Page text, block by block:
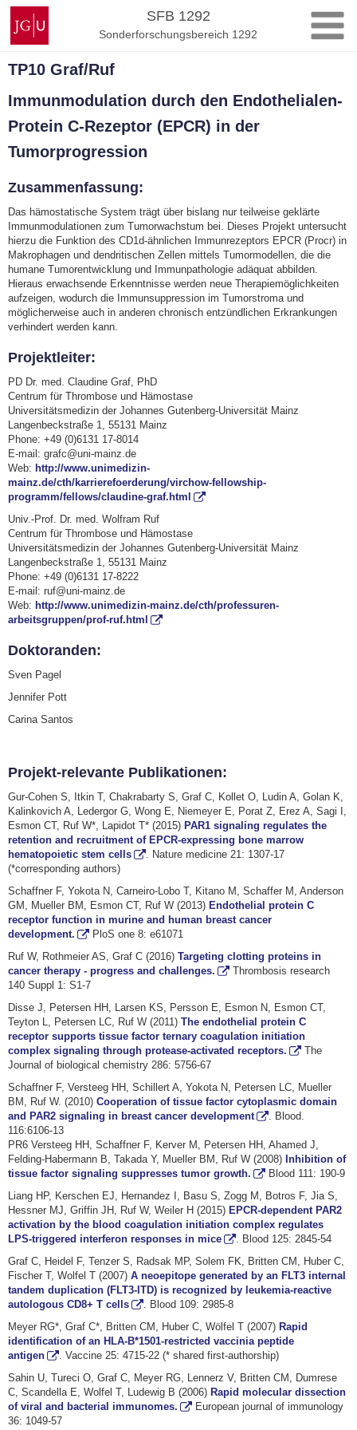
Zum
Inhalt
springen
Johannes
Gutenberg-
Universität
Mainz
SFB 1292
Sonderforschungsbereich 1292
TP10 Graf/Ruf
Immunmodulation durch den Endothelialen-
Protein C-Rezeptor (EPCR) in der
Tumorprogression
Zusammenfassung:
Das hämostatische System trägt über bislang nur teilweise geklärte
Immunmodulationen zum Tumorwachstum bei. Dieses Projekt untersucht
hierzu die Funktion des CD1d-ähnlichen Immunrezeptors EPCR (Procr) in
Makrophagen und dendritischen Zellen mittels Tumormodellen, die die
humane Tumorentwicklung und Immunpathologie adäquat abbilden.
Hieraus erwachsende Erkenntnisse werden neue Therapiemöglichkeiten
aufzeigen, wodurch die Immunsuppression im Tumorstroma und
möglicherweise auch in anderen chronisch entzündlichen Erkrankungen
verhindert werden kann.
Projektleiter:
PD Dr. med. Claudine Graf, PhD
Centrum für Thrombose und Hämostase
Universitätsmedizin der Johannes Gutenberg-Universität Mainz
Langenbeckstraße 1, 55131 Mainz
Phone: +49 (0)6131 17-8014
E-mail: grafc@uni-mainz.de
Web: http://www.unimedizin-
mainz.de/cth/karrierefoerderung/virchow-fellowship-
programm/fellows/claudine-graf.html
Univ.-Prof. Dr. med. Wolfram Ruf
Centrum für Thrombose und Hämostase
Universitätsmedizin der Johannes Gutenberg-Universität Mainz
Langenbeckstraße 1, 55131 Mainz
Phone: +49 (0)6131 17-8222
E-mail: ruf@uni-mainz.de
Web: http://www.unimedizin-mainz.de/cth/professuren-
arbeitsgruppen/prof-ruf.html
Doktoranden:
Sven Pagel
Jennifer Pott
Carina Santos
Projekt-relevante Publikationen:
Gur-Cohen S, Itkin T, Chakrabarty S, Graf C, Kollet O, Ludin A, Golan K,
Kalinkovich A, Ledergor G, Wong E, Niemeyer E, Porat Z, Erez A, Sagi I,
Esmon CT, Ruf W*, Lapidot T* (2015) PAR1 signaling regulates the
retention and recruitment of EPCR-expressing bone marrow
hematopoietic stem cells
. Nature medicine 21: 1307-17
(*corresponding authors)
Schaffner F, Yokota N, Carneiro-Lobo T, Kitano M, Schaffer M, Anderson
GM, Mueller BM, Esmon CT, Ruf W (2013) Endothelial protein C
receptor function in murine and human breast cancer
development.
PloS one 8: e61071
Ruf W, Rothmeier AS, Graf C (2016) Targeting clotting proteins in
cancer therapy - progress and challenges.
Thrombosis research
140 Suppl 1: S1-7
Disse J, Petersen HH, Larsen KS, Persson E, Esmon N, Esmon CT,
Teyton L, Petersen LC, Ruf W (2011) The endothelial protein C
receptor supports tissue factor ternary coagulation initiation
complex signaling through protease-activated receptors.
The
Journal of biological chemistry 286: 5756-67
Schaffner F, Versteeg HH, Schillert A, Yokota N, Petersen LC, Mueller
BM, Ruf W. (2010) Cooperation of tissue factor cytoplasmic domain
and PAR2 signaling in breast cancer development
. Blood.
116:6106-13
PR6 Versteeg HH, Schaffner F, Kerver M, Petersen HH, Ahamed J,
Felding-Habermann B, Takada Y, Mueller BM, Ruf W (2008) Inhibition of
tissue factor signaling suppresses tumor growth.
Blood 111: 190-9
Liang HP, Kerschen EJ, Hernandez I, Basu S, Zogg M, Botros F, Jia S,
Hessner MJ, Griffin JH, Ruf W, Weiler H (2015) EPCR-dependent PAR2
activation by the blood coagulation initiation complex regulates
LPS-triggered interferon responses in mice
. Blood 125: 2845-54
Graf C, Heidel F, Tenzer S, Radsak MP, Solem FK, Britten CM, Huber C,
Fischer T, Wolfel T (2007) A neoepitope generated by an FLT3 internal
tandem duplication (FLT3-ITD) is recognized by leukemia-reactive
autologous CD8+ T cells
. Blood 109: 2985-8
Meyer RG*, Graf C*, Britten CM, Huber C, Wölfel T (2007) Rapid
identification of an HLA-B*1501-restricted vaccinia peptide
antigen
. Vaccine 25: 4715-22 (* shared first-authorship)
Sahin U, Tureci O, Graf C, Meyer RG, Lennerz V, Britten CM, Dumrese
C, Scandella E, Wolfel T, Ludewig B (2006) Rapid molecular dissection
of viral and bacterial immunomes.
European journal of immunology
36: 1049-57